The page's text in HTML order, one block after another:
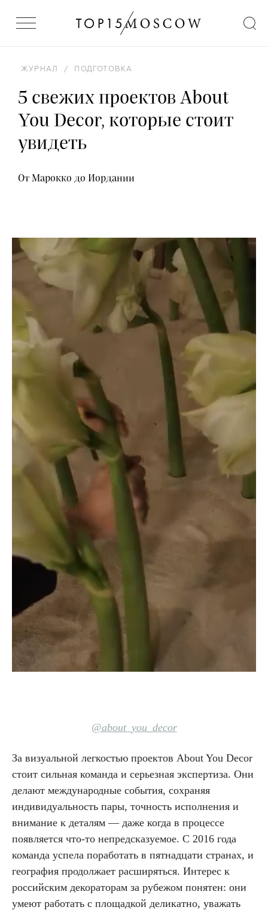
ЖУРНАЛ / ПОДГОТОВКА
5 свежих проектов About
You Decor, которые стоит
увидеть
От Марокко до Иордании
@about_you_decor
За визуальной легкостью проектов About You Decor
стоит сильная команда и серьезная экспертиза. Они
делают международные события, сохраняя
индивидуальность пары, точность исполнения и
внимание к деталям — даже когда в процессе
появляется что-то непредсказуемое. С 2016 года
команда успела поработать в пятнадцати странах, и
география продолжает расширяться. Интерес к
российским декораторам за рубежом понятен: они
умеют работать с площадкой деликатно, уважать